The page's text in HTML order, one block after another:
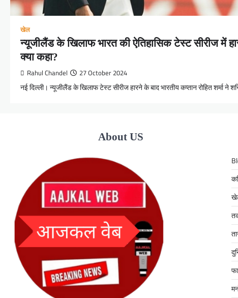
खेल
न्यूजीलैंड के खिलाफ भारत की ऐतिहासिक टेस्ट सीरीज में
क्या कहा?
Rahul Chandel 27 October 2024
नई दिल्ली। न्यूजीलैंड के खिलाफ टेस्ट सीरीज हारने के बाद भारतीय कप्तान रोहित शर्मा ने
About US